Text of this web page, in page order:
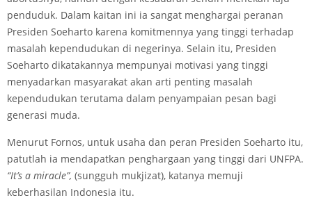
penduduk. Dalam kaitan ini ia sangat menghargai peranan
Presiden Soeharto karena komitmennya yang tinggi terhadap
masalah kependudukan di negerinya. Selain itu, Presiden
Soeharto dikatakannya mempunyai motivasi yang tinggi
menyadarkan masyarakat akan arti penting masalah
kependudukan terutama dalam penyampaian pesan bagi
generasi muda.
Menurut Fornos, untuk usaha dan peran Presiden Soeharto itu,
patutlah ia mendapatkan penghargaan yang tinggi dari UNFPA.
“It’s a miracle”, (sungguh mukjizat), katanya memuji
keberhasilan Indonesia itu.